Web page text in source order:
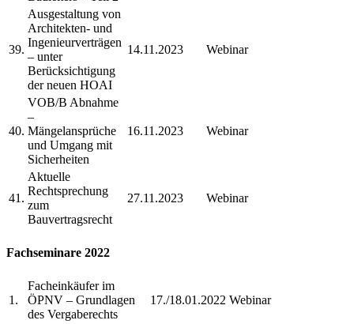
39.
Ausgestaltung von
Architekten- und
Ingenieurverträgen
– unter
Berücksichtigung
der neuen HOAI
14.11.2023 Webinar
40.
VOB/B Abnahme
–
Mängelansprüche
und Umgang mit
Sicherheiten
16.11.2023 Webinar
41.
Aktuelle
Rechtsprechung
zum
Bauvertragsrecht
27.11.2023 Webinar
Fachseminare 2022
1.
Facheinkäufer im
ÖPNV – Grundlagen
des Vergaberechts
17./18.01.2022 Webinar